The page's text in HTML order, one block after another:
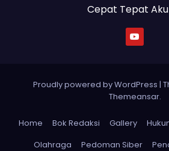
Cepat Tepat
Proudly powered by WordPress |
Themeansar.
Home Bok Redaksi Gallery
Olahraga
Pedoman Siber